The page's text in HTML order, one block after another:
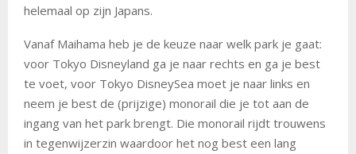
helemaal op zijn Japans.
Vanaf Maihama heb je de keuze naar welk park je gaat:
voor Tokyo Disneyland ga je naar rechts en ga je best
te voet, voor Tokyo DisneySea moet je naar links en
neem je best de (prijzige) monorail die je tot aan de
ingang van het park brengt. Die monorail rijdt trouwens
in tegenwijzerzin waardoor het nog best een lang